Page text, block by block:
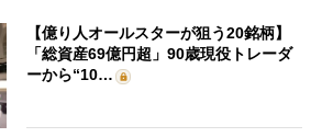
【億り人オールスターが狙う20銘柄】
「総資産69億円超」90歳現役トレーダ
ーから“10…